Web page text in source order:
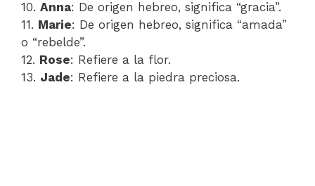
10. Anna: De origen hebreo, significa “gracia”.
11. Marie: De origen hebreo, significa “amada”
o “rebelde”.
12. Rose: Refiere a la flor.
13. Jade: Refiere a la piedra preciosa.